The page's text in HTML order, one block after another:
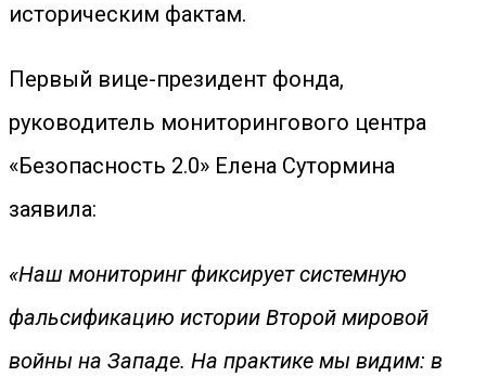
историческим фактам.
Первый вице-президент фонда,
руководитель мониторингового центра
«Безопасность 2.0» Елена Сутормина
заявила:
«Наш мониторинг фиксирует системную
фальсификацию истории Второй мировой
войны на Западе. На практике мы видим: в